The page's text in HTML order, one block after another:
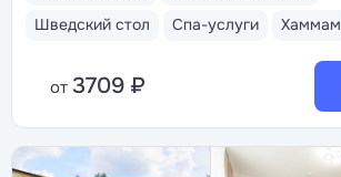
Шведский стол
Спа-услуги Хаммам
от 3709 ₽